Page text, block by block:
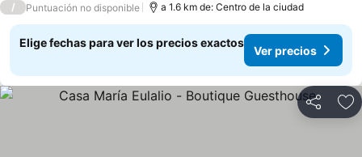
/ Puntuación no disponible a 1.6 km de: Centro de la ciudad
Elige fechas para ver los precios exactos
Ver precios
Compartir